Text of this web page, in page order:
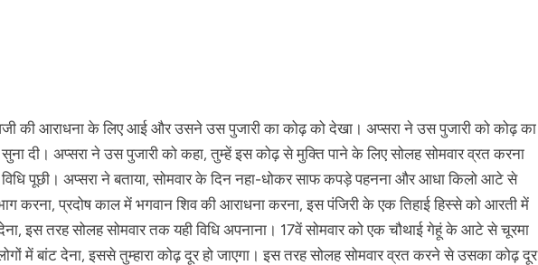
की आराधना के लिए आई और उसने उस पुजारी का कोढ़ को देखा। अप्सरा ने उस पुजारी को कोढ़ का
दी। अप्सरा ने उस पुजारी को कहा, तुम्हें इस कोढ़ से मुक्ति पाने के लिए सोलह सोमवार व्रत करना
पूछी। अप्सरा ने बताया, सोमवार के दिन नहा-धोकर साफ कपड़े पहनना और आधा किलो आटे से
करना, प्रदोष काल में भगवान शिव की आराधना करना, इस पंजिरी के एक तिहाई हिस्से को आरती में
इस तरह सोलह सोमवार तक यही विधि अपनाना। 17वें सोमवार को एक चौथाई गेहूं के आटे से चूरमा
में बांट देना, इससे तुम्हारा कोढ़ दूर हो जाएगा। इस तरह सोलह सोमवार व्रत करने से उसका कोढ़ दूर